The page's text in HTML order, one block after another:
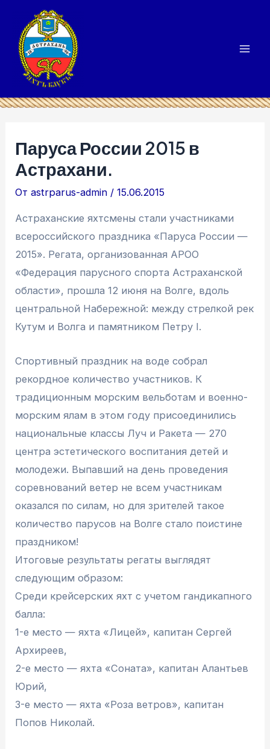
Перейти
содержимому
Паруса России 2015 в
Астрахани.
Отastrparus-admin /15.06.2015
Астраханские яхтсмены стали участниками
всероссийского праздника «Паруса России —
2015». Регата, организованная АРОО
«Федерация парусного спорта Астраханской
области», прошла 12 июня на Волге, вдоль
центральной Набережной: между стрелкой рек
Кутум и Волга и памятником Петру I.
Спортивный праздник на воде собрал
рекордное количество участников. К
традиционным морским вельботам и военно-
морским ялам в этом году присоединились
национальные классы Луч и Ракета — 270
центра эстетического воспитания детей и
молодежи. Выпавший на день проведения
соревнований ветер не всем участникам
оказался по силам, но для зрителей такое
количество парусов на Волге стало поистине
праздником!
Итоговые результаты регаты выглядят
следующим образом:
Среди крейсерских яхт с учетом гандикапного
балла:
1-е место — яхта «Лицей», капитан Сергей
Архиреев,
2-е место — яхта «Соната», капитан Алантьев
Юрий,
3-е место — яхта «Роза ветров», капитан
Попов Николай.